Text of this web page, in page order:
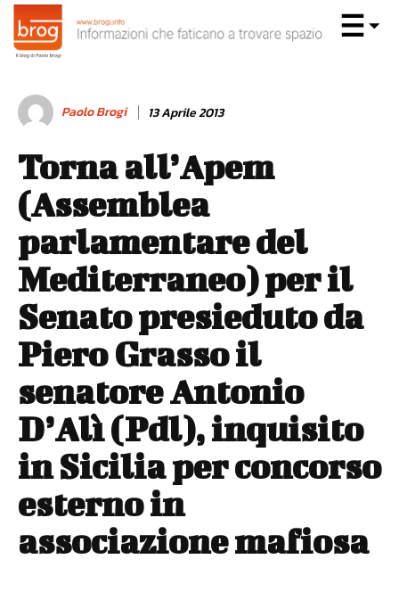
Paolo Brogi 13 Aprile 2013
Torna all’Apem
(Assemblea
parlamentare del
Mediterraneo) per il
Senato presieduto da
Piero Grasso il
senatore Antonio
D’Alì (Pdl), inquisito
in Sicilia per concorso
esterno in
associazione mafiosa